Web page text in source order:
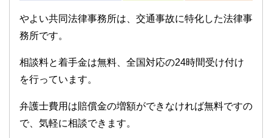
やよい共同法律事務所は、交通事故に特化した法律事
務所です。
相談料と着手金は無料、全国対応の24時間受け付け
を行っています。
弁護士費用は賠償金の増額ができなければ無料ですの
で、気軽に相談できます。